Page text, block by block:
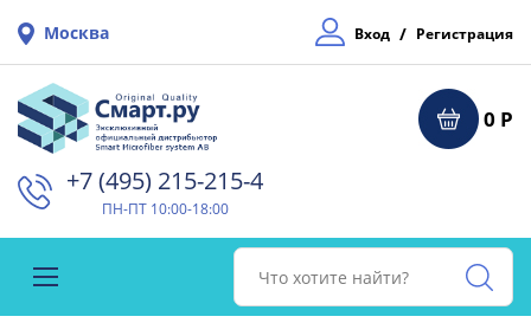
Москва Вход / Регистрация
0 Р
+7 (495) 215-215-4⁠
ПН-ПТ 10:00-18:00